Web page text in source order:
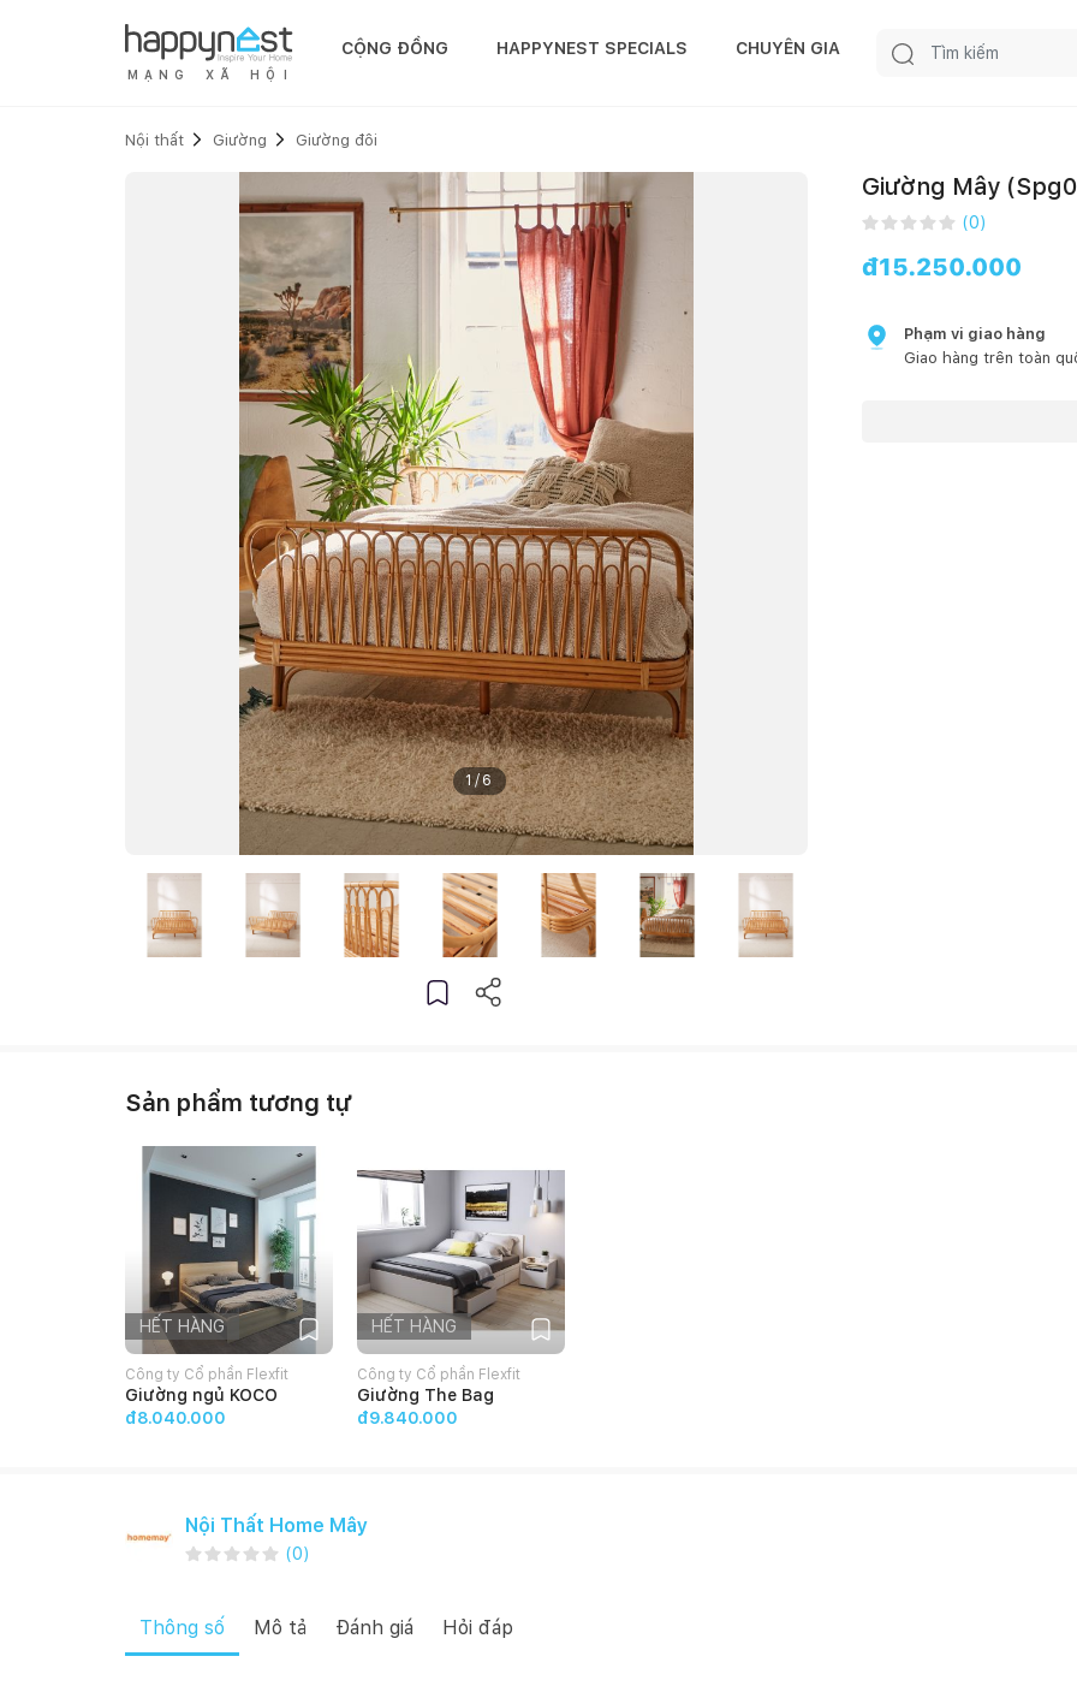
M Ạ N G X Ã H Ộ I
CỘNG ĐỒNG HAPPYNEST SPECIALS CHUYÊN GIA
Nội thất Giường Giường đôi
1/ 6
Giường Mây
(0)
đ15.250.000
Phạm vi giao hàng
Giao hàng trên toàn
Sản phẩm tương tự
HẾT HÀNG
Công ty Cổ phần Flexfit
Giường ngủ KOCO
đ8.040.000
HẾT HÀNG
Công ty Cổ phần Flexfit
Giường The Bag
đ9.840.000
Nội Thất Home Mây
(0)
Thông số Mô tả Đánh giá Hỏi đáp